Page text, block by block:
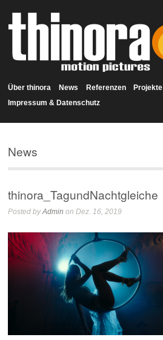
Über thinora News Referenzen Projekte
Impressum & Datenschutz
News
thinora_TagundNachtgleiche
Posted byAdmin on Dez. 16, 2019